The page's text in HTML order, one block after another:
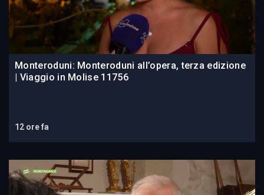
Monteroduni: Monteroduni all’opera, terza edizione
| Viaggio in Molise 11756
12 ore fa